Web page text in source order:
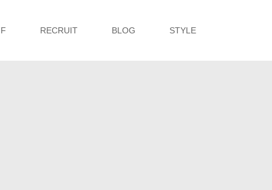
RECRUIT BLOG STYLE